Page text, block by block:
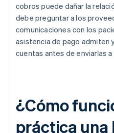
cobros puede dañar la
debe preguntar a los
comunicaciones con los
asistencia de pago admiten
cuentas antes de enviarlas
¿Cómo
práctica una